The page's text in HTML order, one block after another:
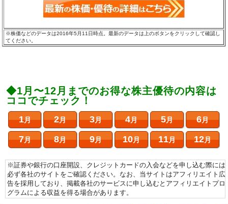
※株価などのデータは2016年5月11日時点。最新のデータは上のボタンをクリックして確認し
てください。
◆1月〜12月までのお得な株主優待の内容は
ココでチェック！
1月 2月 3月 4月 5月 6月
7月 8月 9月 10月 11月 12月
※証券や銀行の口座開設、クレジットカードの入会などを申し込む際には
必ず各社のサイトをご確認ください。なお、当サイトはアフィリエイト広
告を採用しており、掲載各社のサービスに申し込むとアフィリエイトプロ
グラムによる収益を得る場合があります。